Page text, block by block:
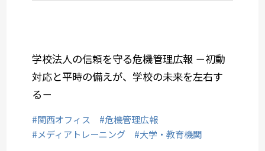
学校法人の信頼を守る危機管理広報 －初動
対応と平時の備えが、学校の未来を左右す
る－
#関西オフィス
#危機管理広報
#メディアトレーニング
#大学・教育機関